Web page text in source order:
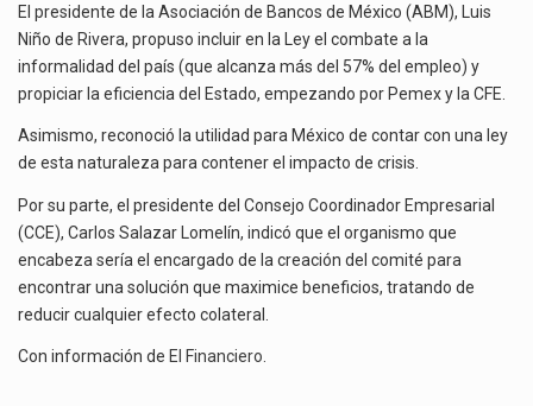
El presidente de la Asociación de Bancos de México (ABM), Luis
Niño de Rivera, propuso incluir en la Ley el combate a la
informalidad del país (que alcanza más del 57% del empleo) y
propiciar la eficiencia del Estado, empezando por Pemex y la CFE.
Asimismo, reconoció la utilidad para México de contar con una ley
de esta naturaleza para contener el impacto de crisis.
Por su parte, el presidente del Consejo Coordinador Empresarial
(CCE), Carlos Salazar Lomelín, indicó que el organismo que
encabeza sería el encargado de la creación del comité para
encontrar una solución que maximice beneficios, tratando de
reducir cualquier efecto colateral.
Con información de El Financiero.